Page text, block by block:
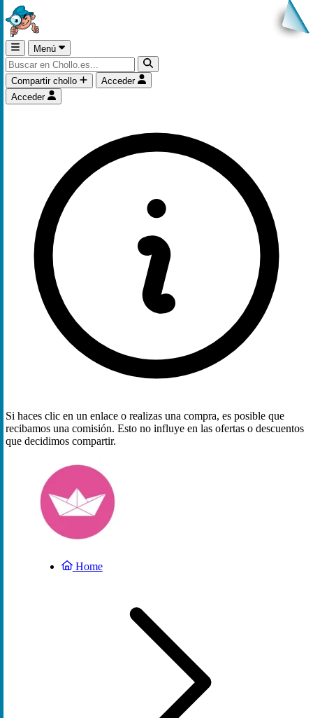
Menú
Compartir chollo
Acceder
Acceder
Si haces clic en un enlace o realizas una compra, es posible que
recibamos una comisión. Esto no influye en las ofertas o descuentos
que decidimos compartir.
Home